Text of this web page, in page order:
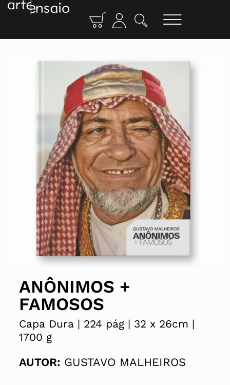
ANÔNIMOS +
FAMOSOS
Capa Dura | 224 pág | 32 x 26cm |
1700 g
AUTOR: GUSTAVO MALHEIROS